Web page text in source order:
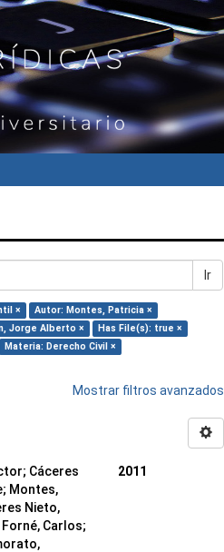
Ir
×
Autor: Montes, Patricia ×
Jorge Alberto ×
Has File(s): true ×
Materia: Derecho Civil ×
Mostrar filtros avanzados
; Cáceres
; Montes,
Nieto,
Forné, Carlos;
2011